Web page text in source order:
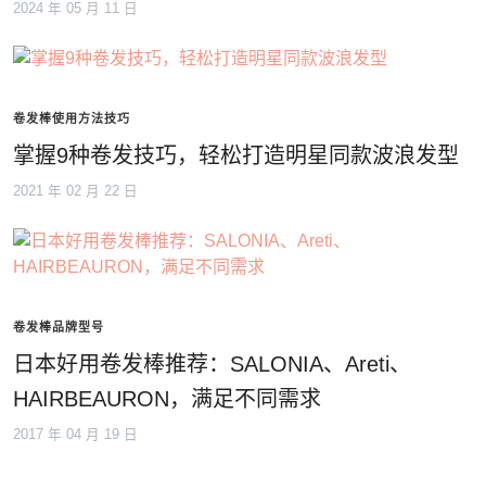
2024 年 05 月 11 日
卷发棒使用方法技巧
掌握9种卷发技巧，轻松打造明星同款波浪发型
2021 年 02 月 22 日
卷发棒品牌型号
日本好用卷发棒推荐：SALONIA、Areti、
HAIRBEAURON，满足不同需求
2017 年 04 月 19 日